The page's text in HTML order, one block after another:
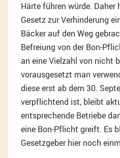
Härte führen würde. Daher
Gesetz zur Verhinderung
Bäcker auf den Weg
Befreiung von der Bon-
an eine Vielzahl von nicht
vorausgesetzt man
diese erst ab dem 30.
verpflichtend ist, bleibt
entsprechende Betriebe
eine Bon-Pflicht greift. Es
Gesetzgeber hier noch